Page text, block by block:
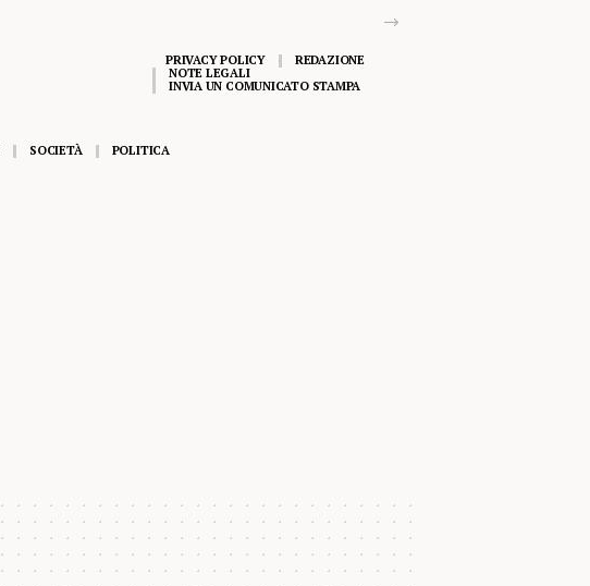
PRIVACY POLICY
REDAZIONE
NOTE LEGALI
INVIA UN COMUNICATO STAMPA
SOCIETÀ POLITICA